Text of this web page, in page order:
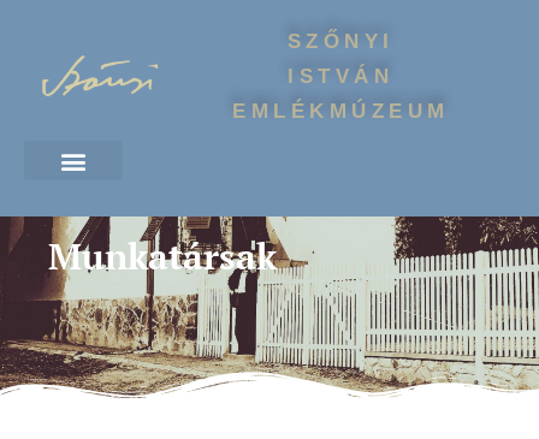
SZŐNYI
ISTVÁN
EMLÉKMÚZEUM
Munkatársak